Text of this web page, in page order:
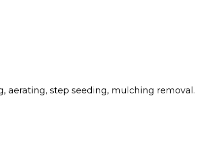
step seeding, mulching removal.